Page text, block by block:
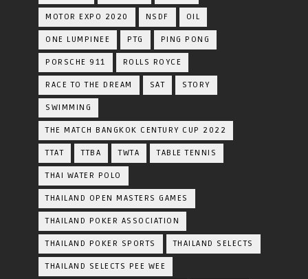
MOTOR EXPO 2020 NSDF OIL
ONE LUMPINEE PTG PING PONG
PORSCHE 911 ROLLS ROYCE
RACE TO THE DREAM SAT STORY
SWIMMING
THE MATCH BANGKOK CENTURY CUP 2022
TTAT TTBA TWTA TABLE TENNIS
THAI WATER POLO
THAILAND OPEN MASTERS GAMES
THAILAND POKER ASSOCIATION
THAILAND POKER SPORTS THAILAND SELECTS
THAILAND SELECTS PEE WEE